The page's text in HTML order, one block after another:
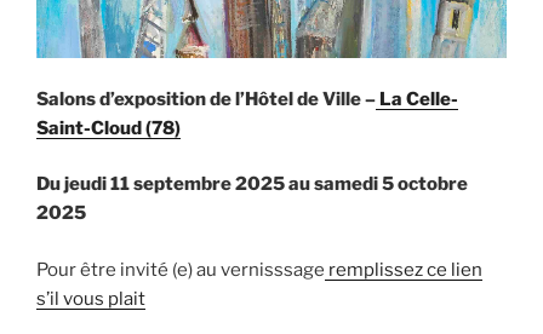
Salons d’exposition de l’Hôtel de Ville – La Celle-
Saint-Cloud (78)
Du jeudi 11 septembre 2025 au samedi 5 octobre
2025
Pour être invité (e) au vernisssage remplissez ce lien
s’il vous plait